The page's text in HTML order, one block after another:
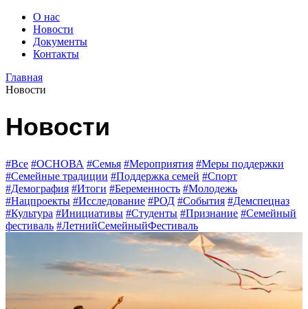
О нас
Новости
Документы
Контакты
Главная
Новости
Новости
#Все #ОСНОВА #Семья #Мероприятия #Меры поддержки
#Семейные традиции #Поддержка семей #Спорт
#Демография #Итоги #Беременность #Молодежь
#Нацпроекты #Исследование #РОД #События #Демспецназ
#Культура #Инициативы #Студенты #Признание #Семейный
фестиваль #ЛетнийСемейныйФестиваль